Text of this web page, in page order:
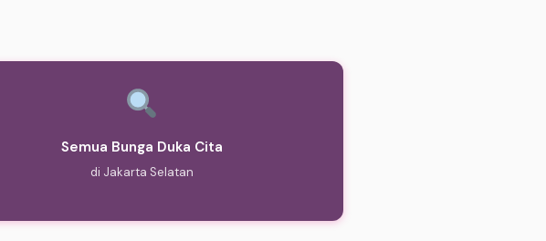
Semua Bunga Duka Cita
di Jakarta Selatan